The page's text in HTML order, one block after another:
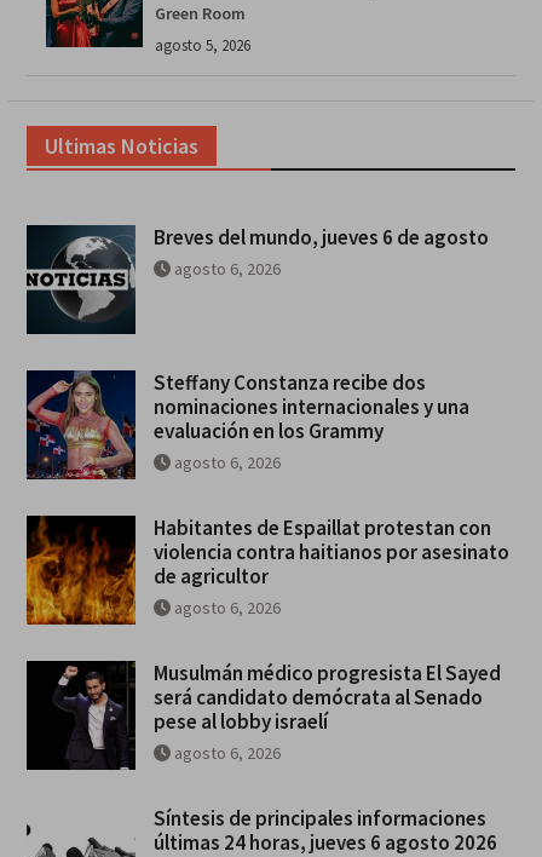
Green Room
agosto 5, 2026
Ultimas Noticias
Breves del mundo, jueves 6 de agosto
agosto 6, 2026
Steffany Constanza recibe dos
nominaciones internacionales y una
evaluación en los Grammy
agosto 6, 2026
Habitantes de Espaillat protestan con
violencia contra haitianos por asesinato
de agricultor
agosto 6, 2026
Musulmán médico progresista El Sayed
será candidato demócrata al Senado
pese al lobby israelí
agosto 6, 2026
Síntesis de principales informaciones
últimas 24 horas, jueves 6 agosto 2026